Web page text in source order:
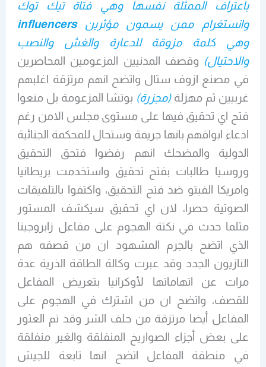
باعتراف الممثلة نفسها وهي فتاة تيك توك
وانستغرام ممن يسمون مؤثرينinfluencers
وهي كلمة مزوقة للدعارة والغش والنصب
والاحتيال) وقصف المدنيين المزعومين المحاصرين
في مصنع ازوف ستال واتضح انهم مرتزقة اغلبهم
غربيين ثم مهزلة(مجزرة) بوتشا المزعومة بل منعوا
فتح اي تحقيق فيها على مستوى مجلس الامن رغم
ادعاء ابواقهم بانها جريمة وستحال للمحكمة الجنائية
الدولية والمضحك انهم رفضوا فتحق التحقيق
وروسيا طالبات بفتح تحقيق واستخدمت بريطانيا
وامريكا الفيتو ضد فتح التحقيق، واكتفوا بالتلفيقات
الصوتية حصرا، لان اي تحقيق سيكشف المستور
مثلما حدث في نكتة الهجوم على مفاعل زابروجينا
الذي اتضح بالجرم المشهود ان من قصفه هم
النازيون الجدد وقد عبرت وكالة الطاقة الذرية عدة
مرات عن اتهاماتها لأوكرانيا بتعريض المفاعل
للقصف، واتضح ان من اشترك في الهجوم على
المفاعل أيضا مرتزقة من حلف الشر وقد تم العثور
على بعض أجزاء الصواريخ المنفلقة والغير منفلقة
في منطقة المفاعل اتضح انها تابعة للجيش